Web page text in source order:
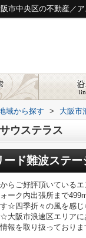
市中央区の不動産／
域から探す > 大阪市
ウステラス
ード難波ステ
らご好評頂いている
ーク内出張所まで
☆四季折々の風を感
大阪市浪速区エリア
報を取り扱っており